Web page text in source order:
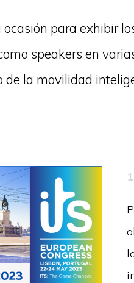
para exhibir
speakers en
la movilidad